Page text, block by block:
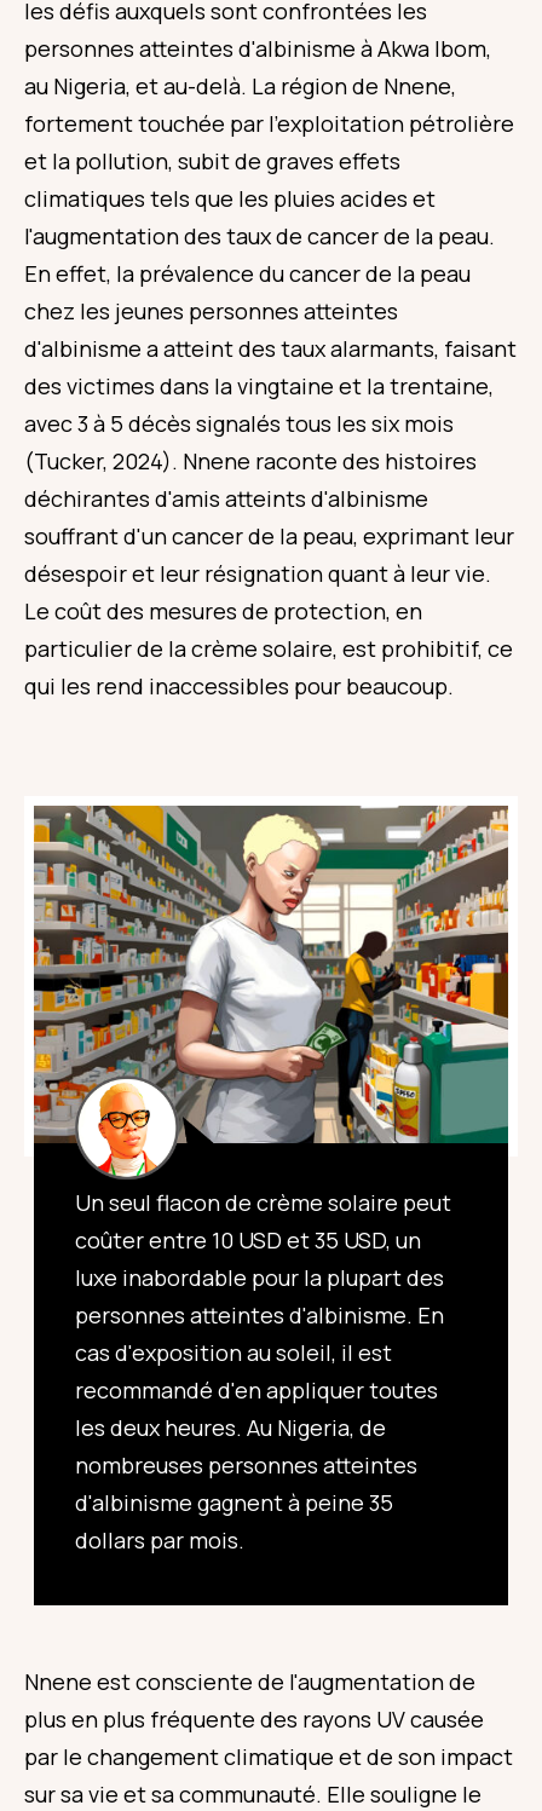
les défis auxquels sont confrontées les
personnes atteintes d'albinisme à Akwa Ibom,
au Nigeria, et au-delà. La région de Nnene,
fortement touchée par l'exploitation pétrolière
et la pollution, subit de graves effets
climatiques tels que les pluies acides et
l'augmentation des taux de cancer de la peau.
En effet, la prévalence du cancer de la peau
chez les jeunes personnes atteintes
d'albinisme a atteint des taux alarmants, faisant
des victimes dans la vingtaine et la trentaine,
avec 3 à 5 décès signalés tous les six mois
(Tucker, 2024). Nnene raconte des histoires
déchirantes d'amis atteints d'albinisme
souffrant d'un cancer de la peau, exprimant leur
désespoir et leur résignation quant à leur vie.
Le coût des mesures de protection, en
particulier de la crème solaire, est prohibitif, ce
qui les rend inaccessibles pour beaucoup.
Un seul flacon de crème solaire peut
coûter entre 10 USD et 35 USD, un
luxe inabordable pour la plupart des
personnes atteintes d'albinisme. En
cas d'exposition au soleil, il est
recommandé d'en appliquer toutes
les deux heures. Au Nigeria, de
nombreuses personnes atteintes
d'albinisme gagnent à peine 35
dollars par mois.
Nnene est consciente de l'augmentation de
plus en plus fréquente des rayons UV causée
par le changement climatique et de son impact
sur sa vie et sa communauté. Elle souligne le